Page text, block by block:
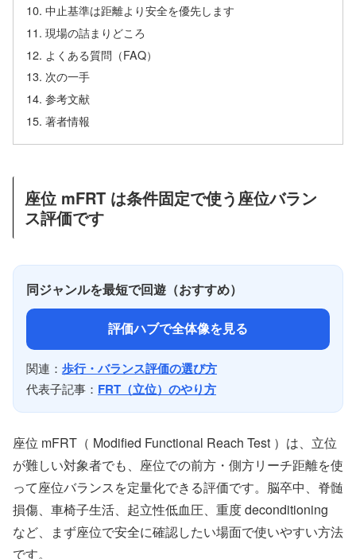
中止基準は距離より安全を優先します
現場の詰まりどころ
よくある質問（FAQ）
次の一手
参考文献
著者情報
座位 mFRT は条件固定で使う座位バラン
ス評価です
同ジャンルを最短で回遊（おすすめ）
評価ハブで全体像を見る
関連： 歩行・バランス評価の選び方
代表子記事： FRT（立位）のやり方
座位 mFRT（ Modified Functional Reach Test ）は、立位
が難しい対象者でも、座位での前方・側方リーチ距離を使
って座位バランスを定量化できる評価です。脳卒中、脊髄
損傷、車椅子生活、起立性低血圧、重度 deconditioning
など、まず座位で安全に確認したい場面で使いやすい方法
です。